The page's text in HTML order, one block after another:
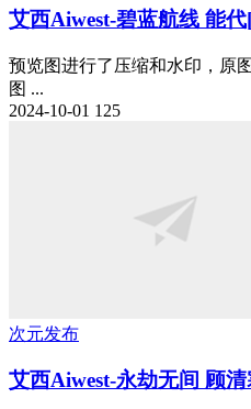
艾西Aiwest-碧蓝航线 能
预览图进行了压缩和水印，原
图 ...
2024-10-01 125
次元发布
艾西Aiwest-永劫无间 顾